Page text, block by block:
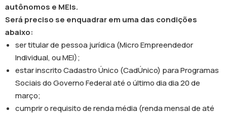
autônomos e MEIs.
Será preciso se enquadrar em uma das condições
abaixo:
ser titular de pessoa jurídica (Micro Empreendedor
Individual, ou MEI);
estar inscrito Cadastro Único (CadÚnico) para Programas
Sociais do Governo Federal até o último dia dia 20 de
março;
cumprir o requisito de renda média (renda mensal de até